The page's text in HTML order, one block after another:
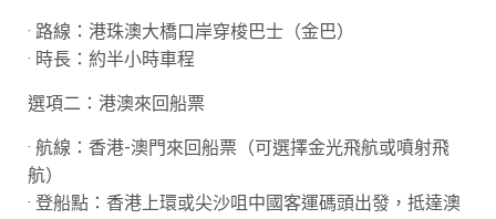
· 路線：港珠澳大橋口岸穿梭巴士（金巴）
· 時長：約半小時車程
選項二：港澳來回船票
· 航線：香港-澳門來回船票（可選擇金光飛航或噴射飛
航）
· 登船點：香港上環或尖沙咀中國客運碼頭出發，抵達澳